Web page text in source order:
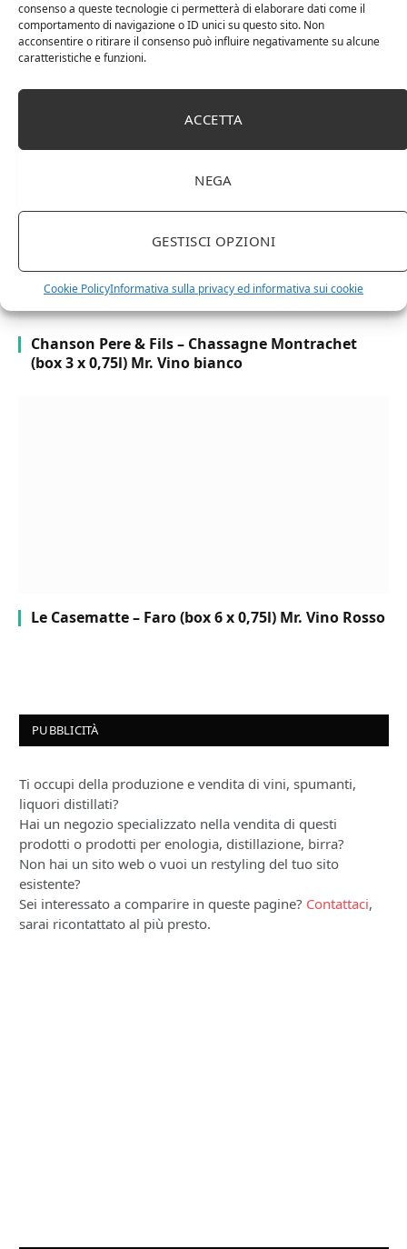
consenso a queste tecnologie ci permetterà di elaborare dati come il
comportamento di navigazione o ID unici su questo sito. Non
acconsentire o ritirare il consenso può influire negativamente su alcune
caratteristiche e funzioni.
ACCETTA
NEGA
GESTISCI OPZIONI
Cookie PolicyInformativa sulla privacy ed informativa sui cookie
Bottiglia Numerata, Produzione Limitata, 750 Ml
Chanson Pere & Fils – Chassagne Montrachet
(box 3 x 0,75l) Mr. Vino bianco
Le Casematte – Faro (box 6 x 0,75l) Mr. Vino Rosso
PUBBLICITÀ
Ti occupi della produzione e vendita di vini, spumanti,
liquori distillati?
Hai un negozio specializzato nella vendita di questi
prodotti o prodotti per enologia, distillazione, birra?
Non hai un sito web o vuoi un restyling del tuo sito
esistente?
Sei interessato a comparire in queste pagine? Contattaci,
sarai ricontattato al più presto.